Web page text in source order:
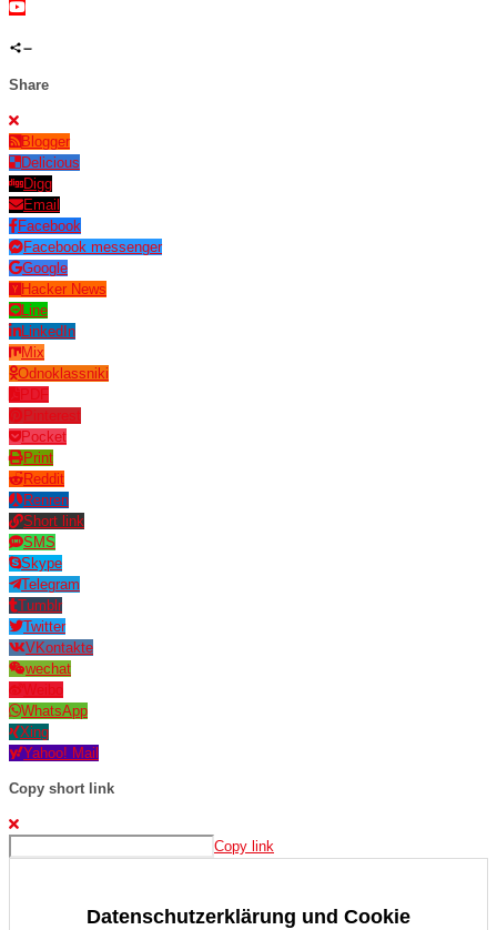
Share
Blogger
Delicious
Digg
Email
Facebook
Facebook messenger
Google
Hacker News
Line
LinkedIn
Mix
Odnoklassniki
PDF
Pinterest
Pocket
Print
Reddit
Renren
Short link
SMS
Skype
Telegram
Tumblr
Twitter
VKontakte
wechat
Weibo
WhatsApp
Xing
Yahoo! Mail
Copy short link
Copy link
Datenschutzerklärung und Cookie